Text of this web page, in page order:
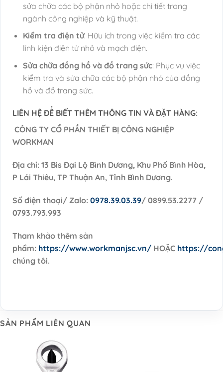
sửa chữa các bộ phận nhỏ hoặc chi tiết trong
ngành công nghiệp và kỹ thuật.
Kiểm tra điện tử: Hữu ích trong việc kiểm tra các
linh kiện điện tử nhỏ và mạch điện.
Sửa chữa đồng hồ và đồ trang sức: Phục vụ việc
kiểm tra và sửa chữa các bộ phận nhỏ của đồng
hồ và đồ trang sức.
LIÊN HỆ ĐỂ BIẾT THÊM THÔNG TIN VÀ ĐẶT HÀNG:
CÔNG TY CỔ PHẦN THIẾT BỊ CÔNG NGHIỆP
WORKMAN
Địa chỉ: 13 Bis Đại Lộ Bình Dương, Khu Phố Bình Hòa,
P Lái Thiêu, TP Thuận An, Tỉnh Bình Dương.
Số điện thoại/ Zalo: 0978.39.03.39/ 0899.53.2277 /
0793.793.993
Tham khảo thêm sản
phẩm: https://www.workmanjsc.vn/ HOẶC https://
chúng tôi.
SẢN PHẨM LIÊN QUAN